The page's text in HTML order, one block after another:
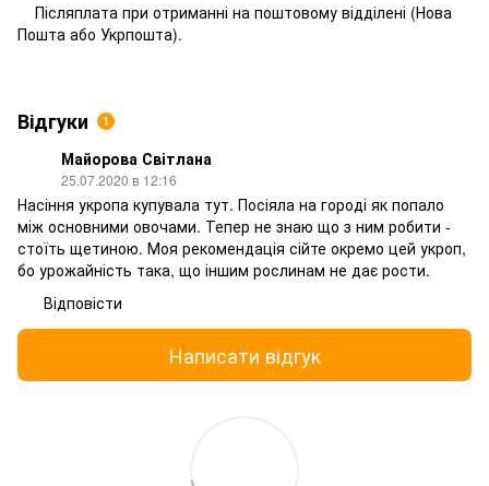
Післяплата при отриманні на поштовому відділені (Нова
Пошта або Укрпошта).
Відгуки 1
Майорова Світлана
25.07.2020 в 12:16
Насіння укропа купувала тут. Посіяла на городі як попало
між основними овочами. Тепер не знаю що з ним робити -
стоїть щетиною. Моя рекомендація сійте окремо цей укроп,
бо урожайність така, що іншим рослинам не дає рости.
Відповісти
Написати відгук